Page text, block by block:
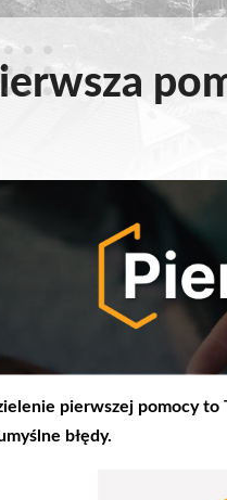
pierwszej pomocy to
błędy.